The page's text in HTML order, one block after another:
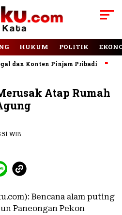
HUKUM POLITIK
Konten Pinjam Pribadi
Atap Rumah
WIB
Bencana alam puting
Paneongan Pekon